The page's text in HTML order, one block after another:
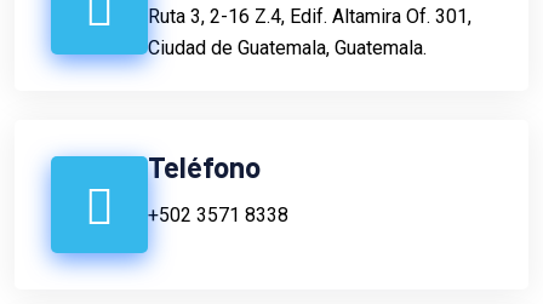
Ruta 3, 2-16 Z.4, Edif. Altamira Of. 301,
Ciudad de Guatemala, Guatemala.
Teléfono
+502 3571 8338